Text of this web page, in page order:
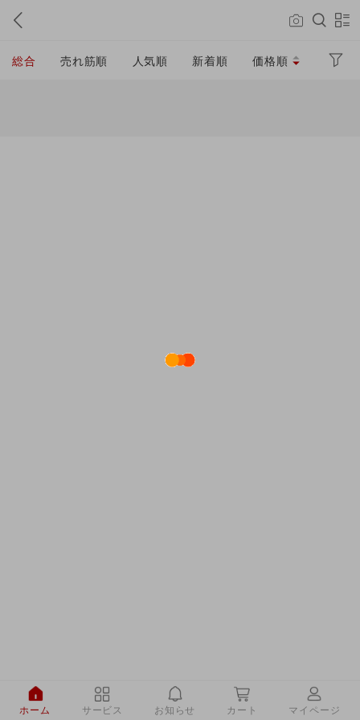
総合 売れ筋順 人気順 新着順 価格順
ホーム サービス お知らせ カート マイページ